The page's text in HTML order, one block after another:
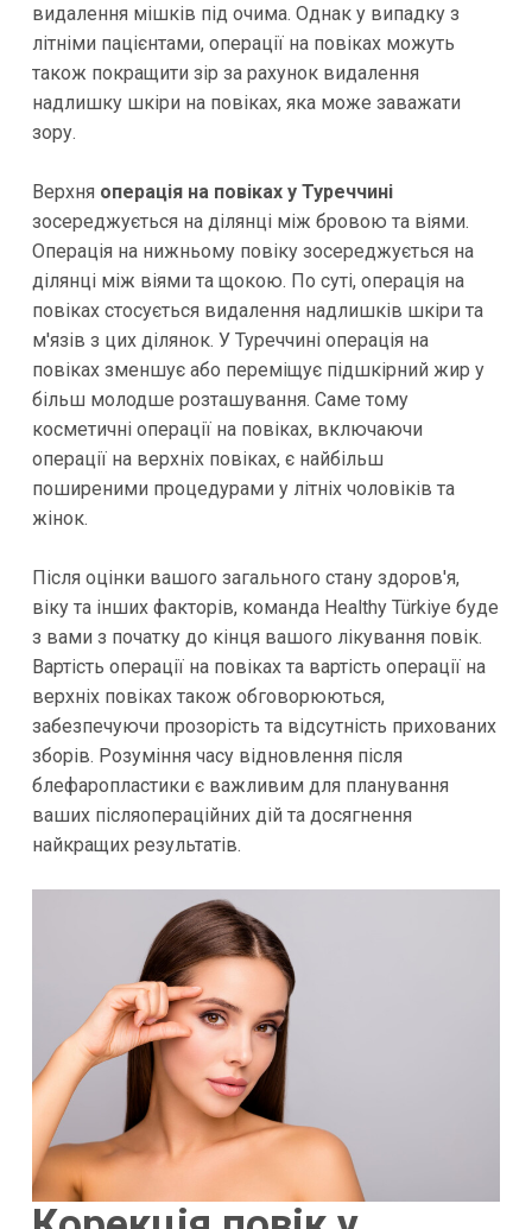
видалення мішків під очима. Однак у випадку з
літніми пацієнтами, операції на повіках можуть
також покращити зір за рахунок видалення
надлишку шкіри на повіках, яка може заважати
зору.
Верхня операція на повіках у Туреччині
зосереджується на ділянці між бровою та віями.
Операція на нижньому повіку зосереджується на
ділянці між віями та щокою. По суті, операція на
повіках стосується видалення надлишків шкіри та
м'язів з цих ділянок. У Туреччині операція на
повіках зменшує або переміщує підшкірний жир у
більш молодше розташування. Саме тому
косметичні операції на повіках, включаючи
операції на верхніх повіках, є найбільш
поширеними процедурами у літніх чоловіків та
жінок.
Після оцінки вашого загального стану здоров'я,
віку та інших факторів, команда Healthy Türkiye буде
з вами з початку до кінця вашого лікування повік.
Вартість операції на повіках та вартість операції на
верхніх повіках також обговорюються,
забезпечуючи прозорість та відсутність прихованих
зборів. Розуміння часу відновлення після
блефаропластики є важливим для планування
ваших післяопераційних дій та досягнення
найкращих результатів.